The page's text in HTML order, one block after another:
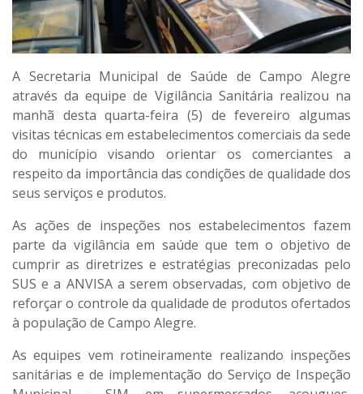
A Secretaria Municipal de Saúde de Campo Alegre
através da equipe de Vigilância Sanitária realizou na
manhã desta quarta-feira (5) de fevereiro algumas
visitas técnicas em estabelecimentos comerciais da sede
do município visando orientar os comerciantes a
respeito da importância das condições de qualidade dos
seus serviços e produtos.
As ações de inspeções nos estabelecimentos fazem
parte da vigilância em saúde que tem o objetivo de
cumprir as diretrizes e estratégias preconizadas pelo
SUS e a ANVISA a serem observadas, com objetivo de
reforçar o controle da qualidade de produtos ofertados
à população de Campo Alegre.
As equipes vem rotineiramente realizando inspeções
sanitárias e de implementação do Serviço de Inspeção